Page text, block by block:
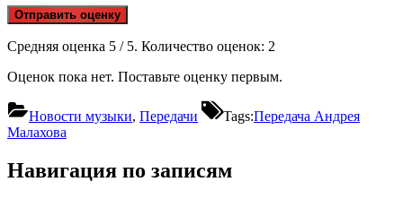
Отправить оценку
Средняя оценка 5 / 5. Количество оценок: 2
Оценок пока нет. Поставьте оценку первым.
Новости музыки, Передачи Tags:Передача Андрея
Малахова
Навигация по записям